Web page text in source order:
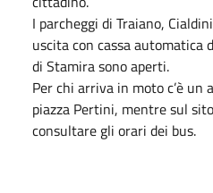
I parcheggi di Traiano,
uscita con cassa automatica
di Stamira sono aperti.
Per chi arriva in moto c’è un
piazza Pertini, mentre sul
consultare gli orari dei bus.